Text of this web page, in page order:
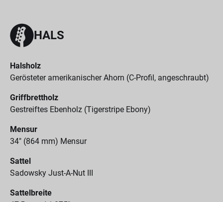
HALS
Halsholz
Gerösteter amerikanischer Ahorn (C-Profil, angeschraubt)
Griffbrettholz
Gestreiftes Ebenholz (Tigerstripe Ebony)
Mensur
34" (864 mm) Mensur
Sattel
Sadowsky Just-A-Nut III
Sattelbreite